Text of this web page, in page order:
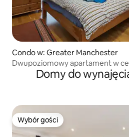
Condo w: Greater Manchester
Dwupoziomowy apartament w
Domy do
Wybór gości
Wybór gości